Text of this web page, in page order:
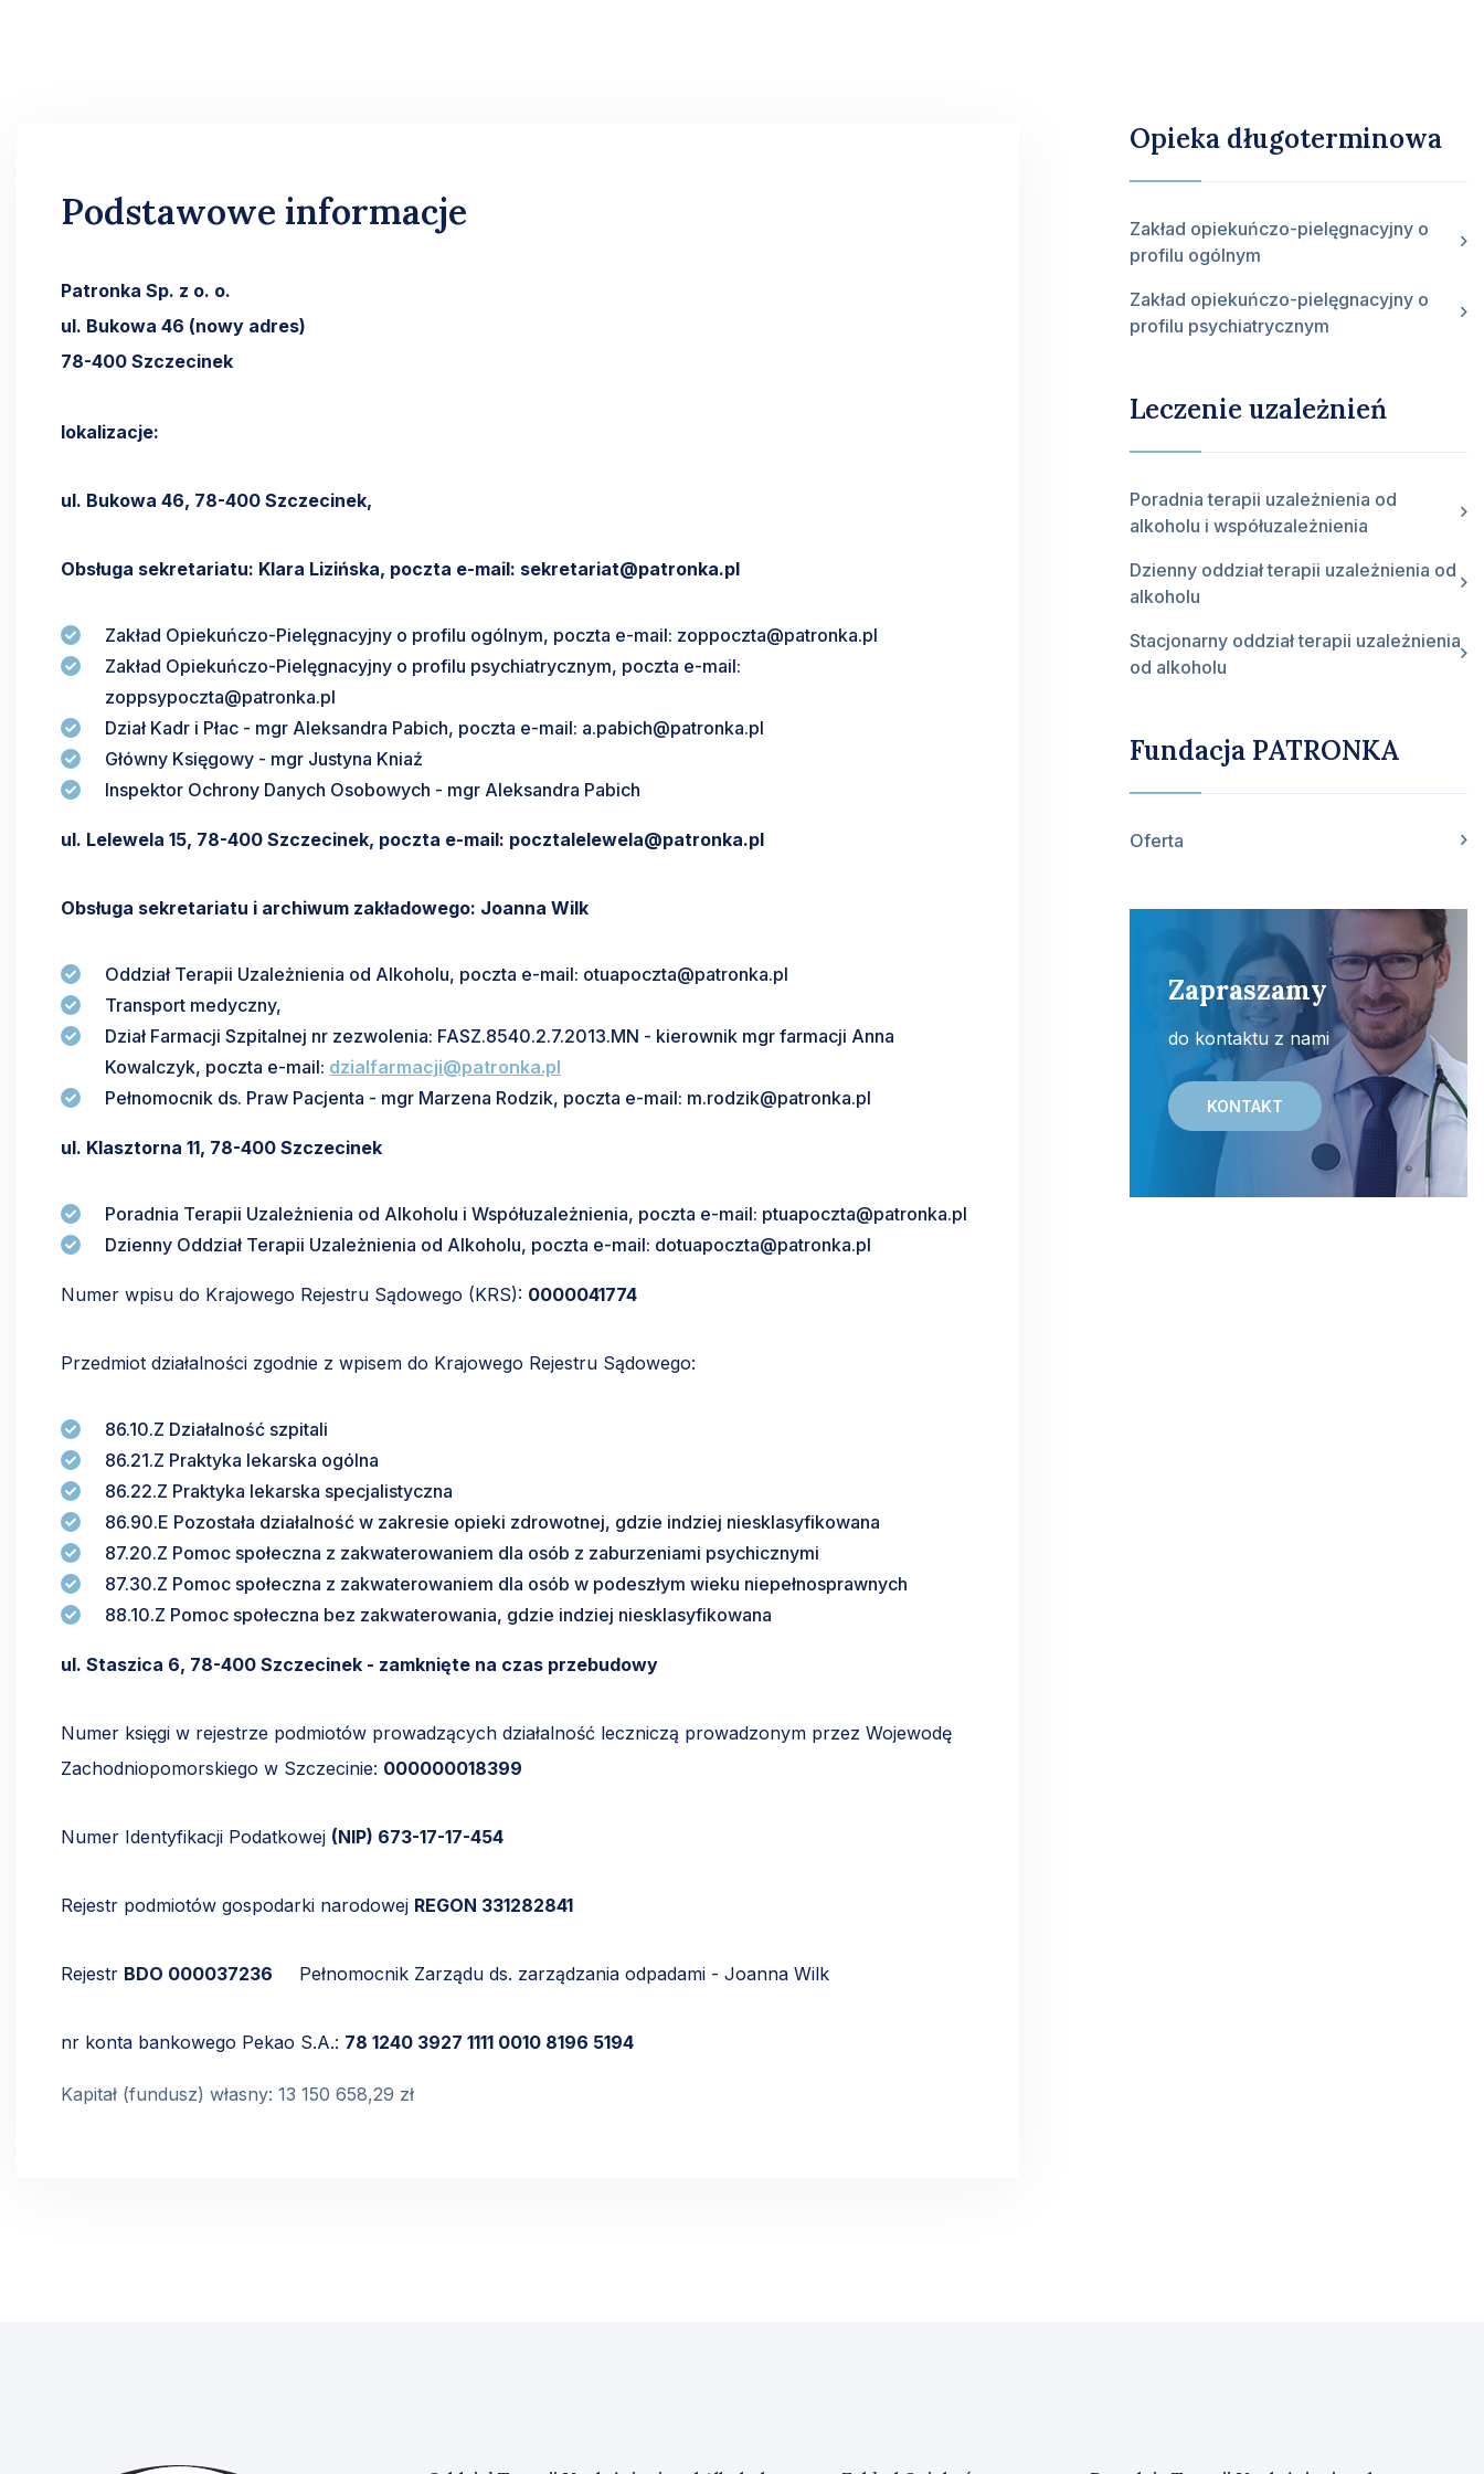
Podstawowe informacje
Patronka Sp. z o. o.
ul. Bukowa 46 (nowy adres)
78-400 Szczecinek
lokalizacje:
ul. Bukowa 46, 78-400 Szczecinek,
Obsługa sekretariatu: Klara Lizińska, poczta e-mail: sekretariat@patronka.pl
Zakład Opiekuńczo-Pielęgnacyjny o profilu ogólnym, poczta e-mail: zoppoczta@patronka.pl
Zakład Opiekuńczo-Pielęgnacyjny o profilu psychiatrycznym, poczta e-mail:
zoppsypoczta@patronka.pl
Dział Kadr i Płac - mgr Aleksandra Pabich, poczta e-mail: a.pabich@patronka.pl
Główny Księgowy - mgr Justyna Kniaź
Inspektor Ochrony Danych Osobowych - mgr Aleksandra Pabich
ul. Lelewela 15, 78-400 Szczecinek, poczta e-mail: pocztalelewela@patronka.pl
Obsługa sekretariatu i archiwum zakładowego: Joanna Wilk
Oddział Terapii Uzależnienia od Alkoholu, poczta e-mail: otuapoczta@patronka.pl
Transport medyczny,
Dział Farmacji Szpitalnej nr zezwolenia: FASZ.8540.2.7.2013.MN - kierownik mgr farmacji Anna
Kowalczyk, poczta e-mail: dzialfarmacji@patronka.pl
Pełnomocnik ds. Praw Pacjenta - mgr Marzena Rodzik, poczta e-mail: m.rodzik@patronka.pl
ul. Klasztorna 11, 78-400 Szczecinek
Poradnia Terapii Uzależnienia od Alkoholu i Współuzależnienia, poczta e-mail: ptuapoczta@patronka.pl
Dzienny Oddział Terapii Uzależnienia od Alkoholu, poczta e-mail: dotuapoczta@patronka.pl
Numer wpisu do Krajowego Rejestru Sądowego (KRS): 0000041774
Przedmiot działalności zgodnie z wpisem do Krajowego Rejestru Sądowego:
86.10.Z Działalność szpitali
86.21.Z Praktyka lekarska ogólna
86.22.Z Praktyka lekarska specjalistyczna
86.90.E Pozostała działalność w zakresie opieki zdrowotnej, gdzie indziej niesklasyfikowana
87.20.Z Pomoc społeczna z zakwaterowaniem dla osób z zaburzeniami psychicznymi
87.30.Z Pomoc społeczna z zakwaterowaniem dla osób w podeszłym wieku niepełnosprawnych
88.10.Z Pomoc społeczna bez zakwaterowania, gdzie indziej niesklasyfikowana
ul. Staszica 6, 78-400 Szczecinek - zamknięte na czas przebudowy
Numer księgi w rejestrze podmiotów prowadzących działalność leczniczą prowadzonym przez Wojewodę
Zachodniopomorskiego w Szczecinie: 000000018399
Numer Identyfikacji Podatkowej (NIP) 673-17-17-454
Rejestr podmiotów gospodarki narodowej REGON 331282841
Rejestr BDO 000037236 Pełnomocnik Zarządu ds. zarządzania odpadami - Joanna Wilk
nr konta bankowego Pekao S.A.: 78 1240 3927 1111 0010 8196 5194
Kapitał (fundusz) własny: 13 150 658,29 zł
Opieka długoterminowa
Zakład opiekuńczo-pielęgnacyjny o
profilu ogólnym
Zakład opiekuńczo-pielęgnacyjny o
profilu psychiatrycznym
Leczenie uzależnień
Poradnia terapii uzależnienia od
alkoholu i współuzależnienia
Dzienny oddział terapii uzależnienia od
alkoholu
Stacjonarny oddział terapii uzależnienia
od alkoholu
Fundacja PATRONKA
Oferta
Zapraszamy
do kontaktu z nami
KONTAKT